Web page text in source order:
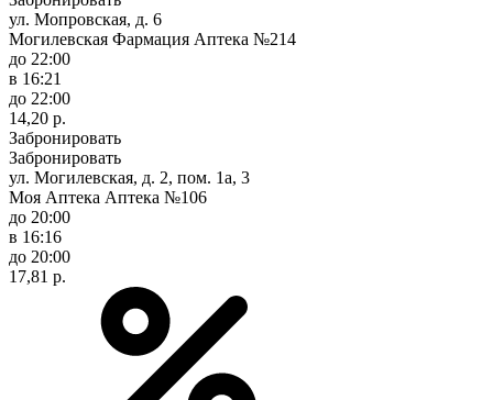
ул. Мопровская, д. 6
Могилевская Фармация Аптека №214
до 22:00
в 16:21
до 22:00
14,20 р.
Забронировать
Забронировать
ул. Могилевская, д. 2, пом. 1а, 3
Моя Аптека Аптека №106
до 20:00
в 16:16
до 20:00
17,81 р.